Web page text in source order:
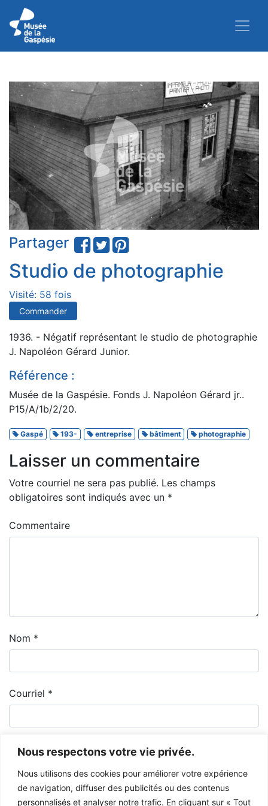
Nous respectons votre vie privée.
Nous utilisons des cookies pour améliorer votre expérience
de navigation, diffuser des publicités ou des contenus
personnalisés et analyser notre trafic. En cliquant sur « Tout
Partager
Studio de photographie
Visité: 58 fois
Commander
1936. - Négatif représentant le studio de photographie
J. Napoléon Gérard Junior.
Référence :
Musée de la Gaspésie. Fonds J. Napoléon Gérard jr..
P15/A/1b/2/20.
Gaspé 193- entreprise bâtiment photographie
Laisser un commentaire
Votre courriel ne sera pas publié. Les champs
obligatoires sont indiqués avec un *
Commentaire
Nom *
Courriel *